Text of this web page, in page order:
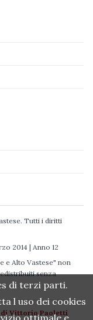
Tutti i diritti
2014 | Anno 12
e Alto Vastese" non
senza
di Vittorio Paoletti
di terzi parti.
l uso dei cookies
ottimale e